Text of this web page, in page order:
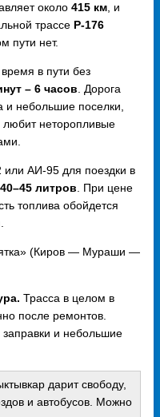
около 415 км , и
трассе Р-176
пути нет.
в пути без
– 6 часов . Дорога
и небольшие поселки,
любит неторопливые
или АИ-95 для поездки в
40–45 литров . При цене
топлива обойдется
(Киров — Мураши —
Трасса в целом в
после ремонтов.
и небольшие
дарит свободу,
и автобусов. Можно